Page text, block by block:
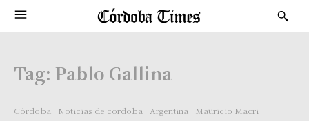
Tag: Pablo Gallina
Córdoba Noticias de cordoba Argentina
Mauricio Macri